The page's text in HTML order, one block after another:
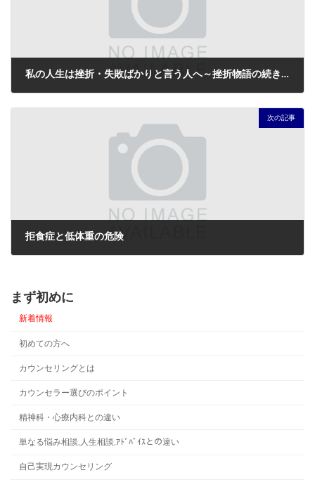
私の人生は挫折・失敗ばかりと言う人へ～挫折物語の続きを書く
次の記事
拒食症と低体重の危険
まず初めに
新着情報
初めての方へ
カウンセリングとは
カウンセラー選びのポイント
精神科・心療内科との違い
単なる悩み相談,人生相談,ｱﾄﾞﾊﾞｲｽとの違い
自己実現カウンセリング